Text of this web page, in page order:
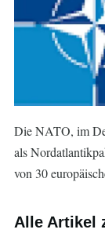
Die NATO, im
als
von 30
Alle Artikel